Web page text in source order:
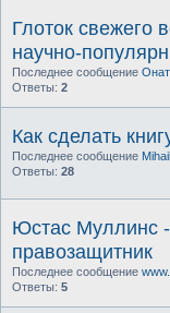
Глоток свежего
научно-
Последнее сообщение
Ответы: 2
Как сделать
Последнее сообщение
Ответы: 28
Юстас Муллинс -
правозащитник
Последнее сообщение
Ответы: 5